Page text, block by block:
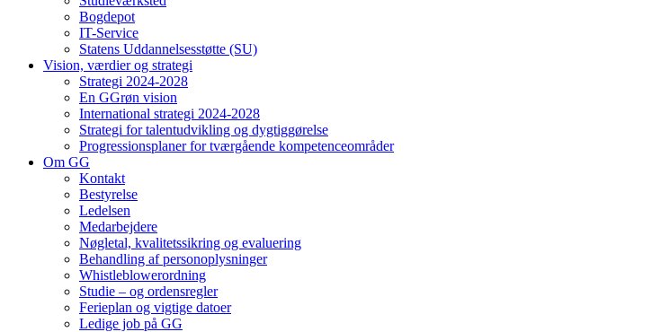
Bogdepot
IT-Service
Statens Uddannelsesstøtte (SU)
Vision, værdier og strategi
Strategi 2024-2028
En GGrøn vision
International strategi 2024-2028
Strategi for talentudvikling og dygtiggørelse
Progressionsplaner for tværgående kompetenceområder
Om GG
Kontakt
Bestyrelse
Ledelsen
Medarbejdere
Nøgletal, kvalitetssikring og evaluering
Behandling af personoplysninger
Whistleblowerordning
Studie – og ordensregler
Ferieplan og vigtige datoer
Ledige job på GG